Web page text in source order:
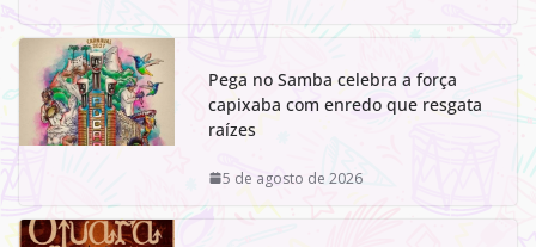
Pega no Samba celebra a força
capixaba com enredo que resgata
raízes
5 de agosto de 2026